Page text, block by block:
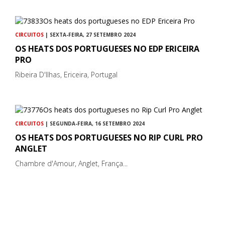
CIRCUITOS | SEXTA-FEIRA, 27 SETEMBRO 2024
OS HEATS DOS PORTUGUESES NO EDP ERICEIRA
PRO
Ribeira D'Ilhas, Ericeira, Portugal
CIRCUITOS | SEGUNDA-FEIRA, 16 SETEMBRO 2024
OS HEATS DOS PORTUGUESES NO RIP CURL PRO
ANGLET
Chambre d'Amour, Anglet, França...